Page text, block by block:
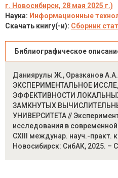
г. Новосибирск, 28 мая 2025 г.)
Наука: Информационные
Скачать книгу(-и): Сборник
Библиографическое
Даниярулы Ж., Оразканов
ЭКСПЕРИМЕНТАЛЬНОЕ
ЭФФЕКТИВНОСТИ
ЗАМКНУТЫХ
УНИВЕРСИТЕТА //
исследования в современной
CXIII междунар. науч.-практ.
Новосибирск: СибАК, 2025. –